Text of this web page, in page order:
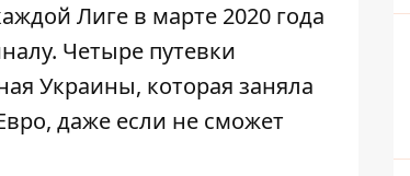
Лиге в марте 2020 года
Четыре путевки
Украины, которая заняла
даже если не сможет